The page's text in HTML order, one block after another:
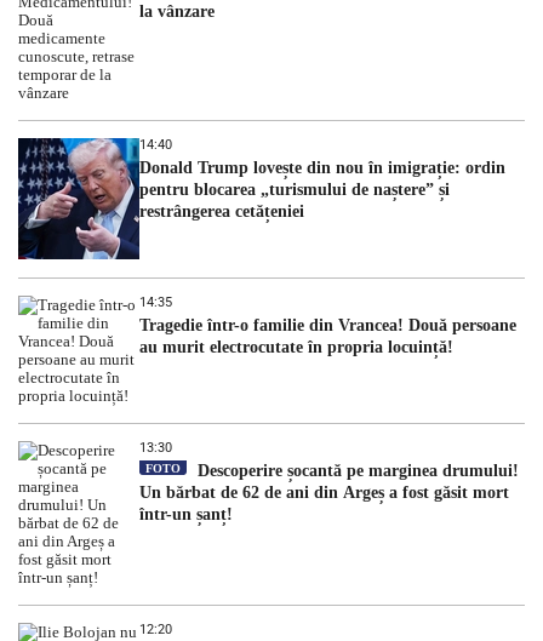
la vânzare
14:40
Donald Trump lovește din nou în imigrație: ordin
pentru blocarea „turismului de naștere” și
restrângerea cetățeniei
14:35
Tragedie într-o familie din Vrancea! Două persoane
au murit electrocutate în propria locuință!
13:30
FOTO
Descoperire șocantă pe marginea drumului!
Un bărbat de 62 de ani din Argeș a fost găsit mort
într-un șanț!
12:20